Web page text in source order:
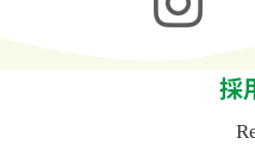
採